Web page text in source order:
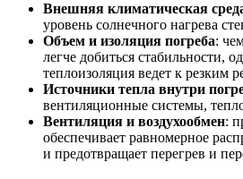
Внешняя климатическая
уровень солнечного нагрева
Объем и изоляция погреба:
легче добиться стабильности,
теплоизоляция ведет к резким
Источники тепла внутри
вентиляционные системы,
Вентиляция и воздухообмен:
обеспечивает равномерное
и предотвращает перегрев и